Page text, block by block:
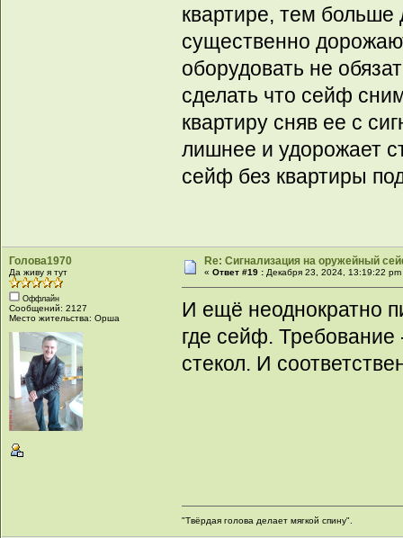
квартире, тем больше
существенно
оборудовать не
сделать что сейф
квартиру сняв ее с
лишнее и удорожает
сейф без квартиры
Голова1970
Да живу я тут
Оффлайн
Сообщений: 2127
Место жительства: Орша
Re: Сигнализация на оружейный
«Ответ #19 : Декабря 23, 2024, 13:19:22
И ещё неоднократно
где сейф. Требование
стекол. И
"Твёрдая голова делает мягкой спину".